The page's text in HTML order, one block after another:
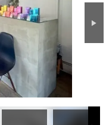
Next